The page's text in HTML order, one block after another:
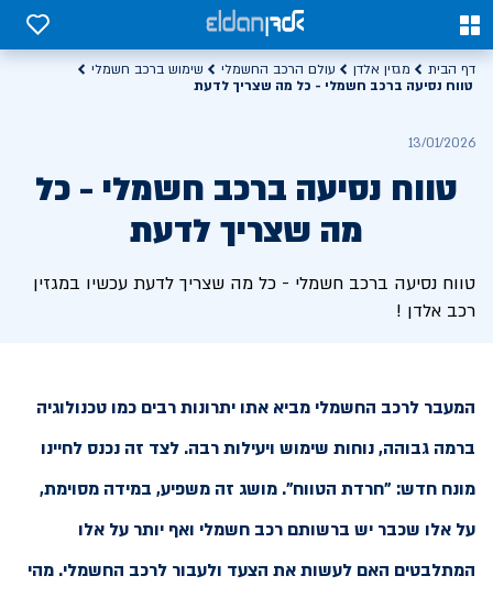
0
0
דף הבית מגזין אלדן עולם הרכב החשמלי
שימוש ברכב חשמלי
טווח נסיעה ברכב חשמלי - כל מה שצריך לדעת
13/01/2026
טווח נסיעה ברכב חשמלי - כל
מה שצריך לדעת
טווח נסיעה ברכב חשמלי - כל מה שצריך לדעת עכשיו במגזין
רכב אלדן !
המעבר לרכב החשמלי מביא אתו יתרונות רבים כמו טכנולוגיה
ברמה גבוהה, נוחות שימוש ויעילות רבה. לצד זה נכנס לחיינו
מונח חדש: "חרדת הטווח". מושג זה משפיע, במידה מסוימת,
על אלו שכבר יש ברשותם רכב חשמלי ואף יותר על אלו
המתלבטים האם לעשות את הצעד ולעבור לרכב החשמלי. מהי